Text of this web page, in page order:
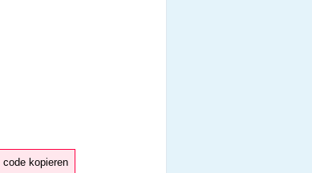
code kopieren